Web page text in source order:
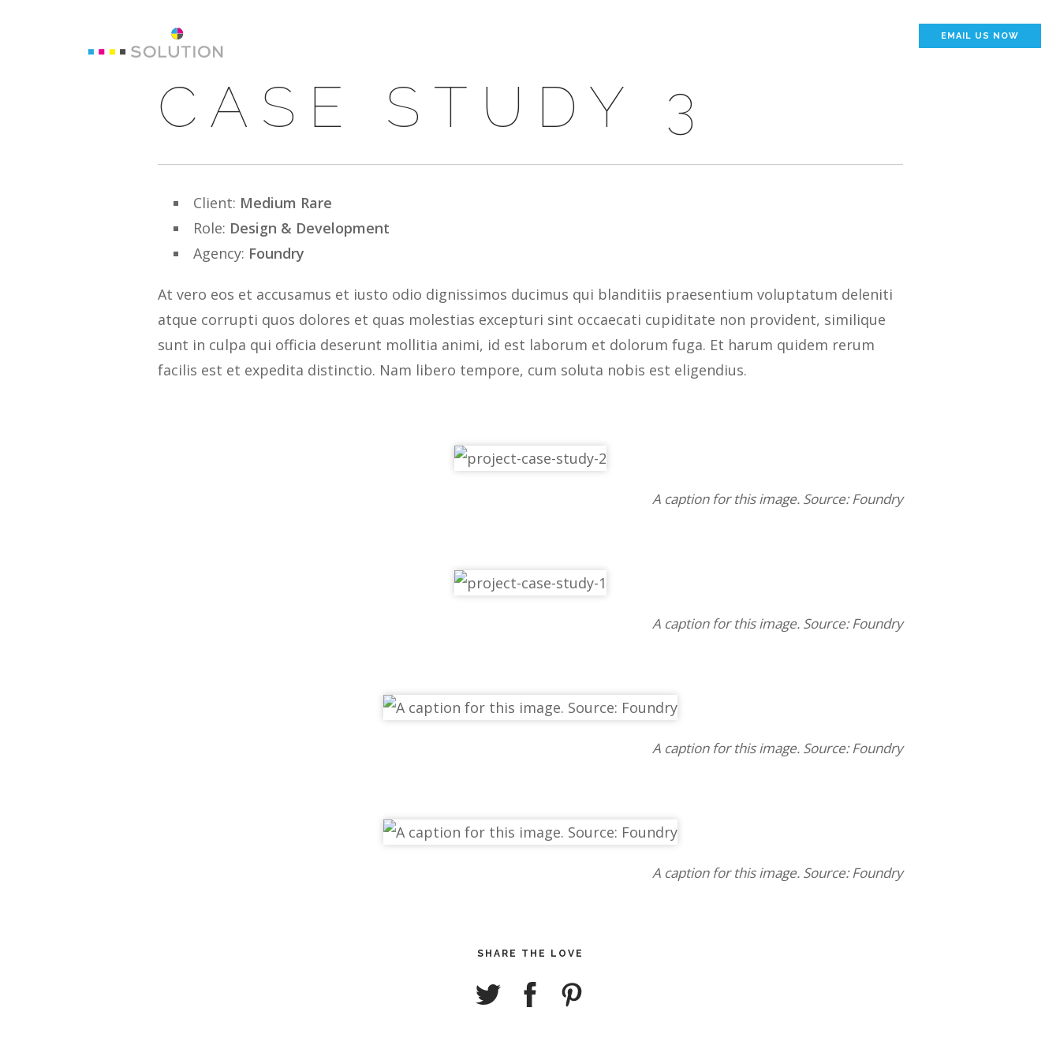
EMAIL US NOW
CASE STUDY 3
Client: Medium Rare
Role: Design & Development
Agency: Foundry
At vero eos et accusamus et iusto odio dignissimos ducimus qui blanditiis praesentium voluptatum deleniti
atque corrupti quos dolores et quas molestias excepturi sint occaecati cupiditate non provident, similique
sunt in culpa qui officia deserunt mollitia animi, id est laborum et dolorum fuga. Et harum quidem rerum
facilis est et expedita distinctio. Nam libero tempore, cum soluta nobis est eligendius.
A caption for this image. Source: Foundry
A caption for this image. Source: Foundry
A caption for this image. Source: Foundry
A caption for this image. Source: Foundry
SHARE THE LOVE